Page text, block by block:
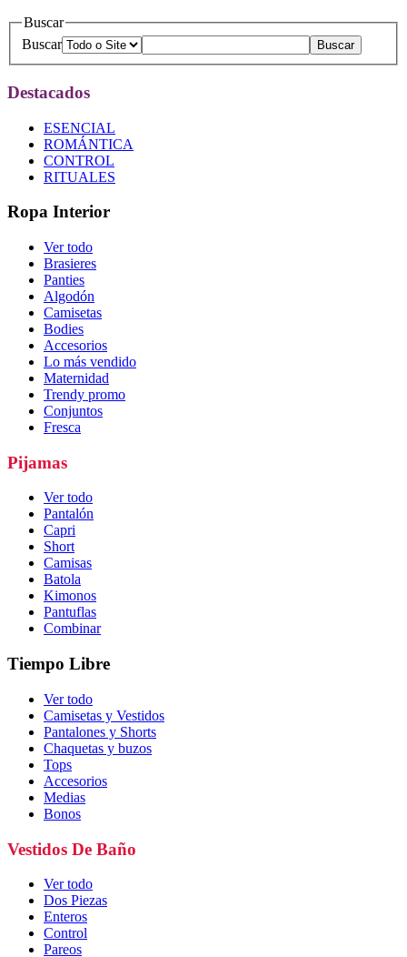
Buscar
Buscar
Destacados
ESENCIAL
ROMÁNTICA
CONTROL
RITUALES
Ropa Interior
Ver todo
Brasieres
Panties
Algodón
Camisetas
Bodies
Accesorios
Lo más vendido
Maternidad
Trendy promo
Conjuntos
Fresca
Pijamas
Ver todo
Pantalón
Capri
Short
Camisas
Batola
Kimonos
Pantuflas
Combinar
Tiempo Libre
Ver todo
Camisetas y Vestidos
Pantalones y Shorts
Chaquetas y buzos
Tops
Accesorios
Medias
Bonos
Vestidos De Baño
Ver todo
Dos Piezas
Enteros
Control
Pareos